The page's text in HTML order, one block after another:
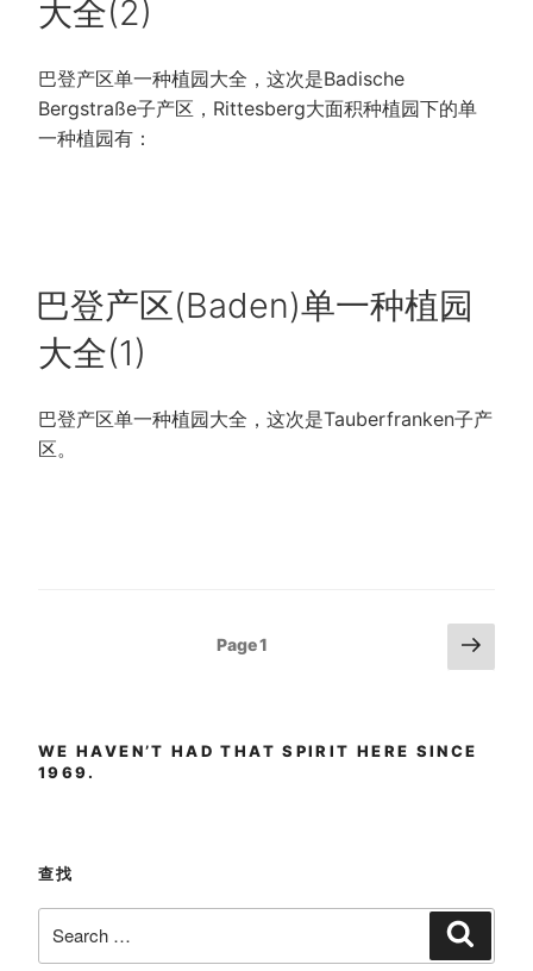
大全(2)
巴登产区单一种植园大全，这次是Badische
Bergstraße子产区，Rittesberg大面积种植园下的单
一种植园有：
POSTED
ON
巴登产区(Baden)单一种植园
大全(1)
巴登产区单一种植园大全，这次是Tauberfranken子产
区。
Page1
Next
page
WE HAVEN’T HAD THAT SPIRIT HERE SINCE
1969.
查找
for: